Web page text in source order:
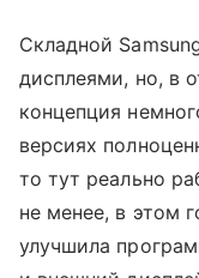
Складной
дисплеями, но, в
концепция
версиях
то тут реально
не менее, в этом
улучшила